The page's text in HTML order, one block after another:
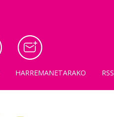
HARREMANETARAKO RSS